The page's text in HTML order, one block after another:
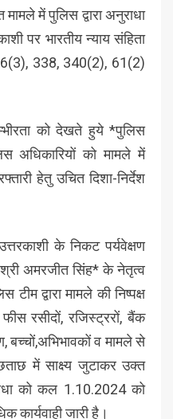
में पुलिस द्वारा अनुराधा
पर भारतीय न्याय संहिता
338, 340(2), 61(2)
को देखते हुये *पुलिस
अधिकारियों को मामले में
हेतु उचित दिशा-निर्देश
के निकट पर्यवेक्षण
श्री अमरजीत सिंह* के नेतृत्व
द्वारा मामले की निष्पक्ष
रसीदों, रजिस्ट्ररों, बैंक
बच्चों,अभिभावकों व मामले से
में साक्ष्य जुटाकर उक्त
को कल 1.10.2024 को
कार्यवाही जारी है।